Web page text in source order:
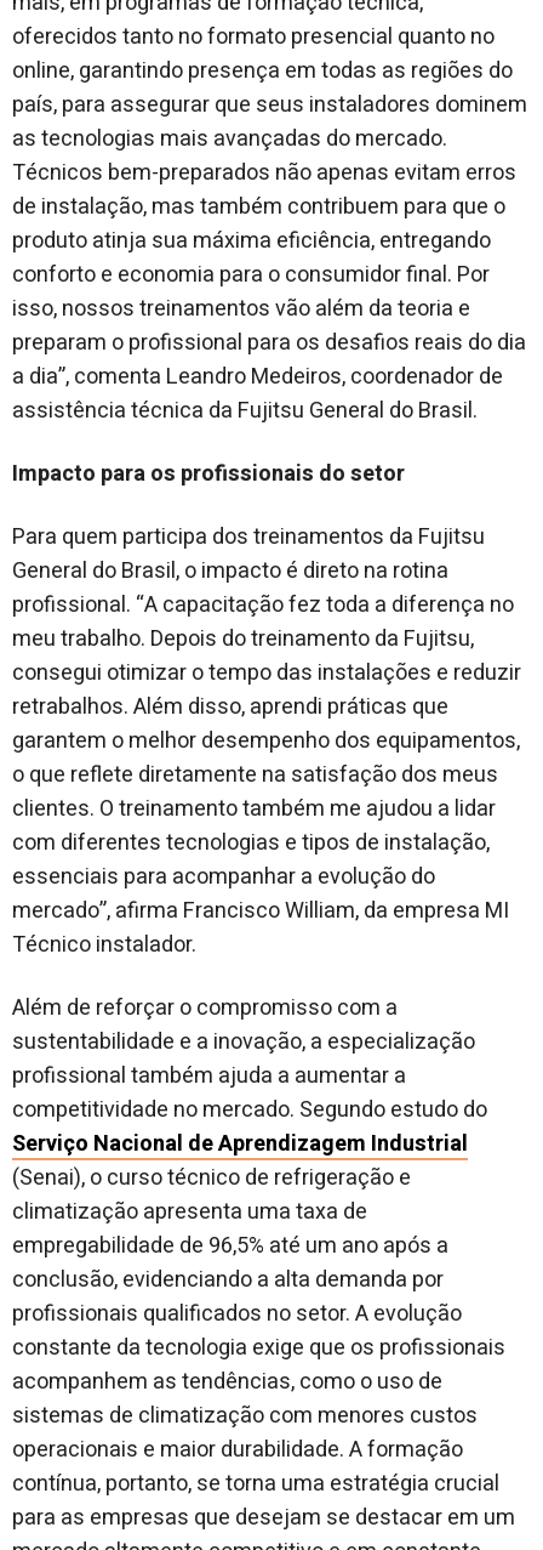
oferecidos tanto no formato presencial quanto no
online, garantindo presença em todas as regiões do
país, para assegurar que seus instaladores dominem
as tecnologias mais avançadas do mercado.
Técnicos bem-preparados não apenas evitam erros
de instalação, mas também contribuem para que o
produto atinja sua máxima eficiência, entregando
conforto e economia para o consumidor final. Por
isso, nossos treinamentos vão além da teoria e
preparam o profissional para os desafios reais do dia
a dia”, comenta Leandro Medeiros, coordenador de
assistência técnica da Fujitsu General do Brasil.
Impacto para os profissionais do setor
Para quem participa dos treinamentos da Fujitsu
General do Brasil, o impacto é direto na rotina
profissional. “A capacitação fez toda a diferença no
meu trabalho. Depois do treinamento da Fujitsu,
consegui otimizar o tempo das instalações e reduzir
retrabalhos. Além disso, aprendi práticas que
garantem o melhor desempenho dos equipamentos,
o que reflete diretamente na satisfação dos meus
clientes. O treinamento também me ajudou a lidar
com diferentes tecnologias e tipos de instalação,
essenciais para acompanhar a evolução do
mercado”, afirma Francisco William, da empresa MI
Técnico instalador.
Além de reforçar o compromisso com a
sustentabilidade e a inovação, a especialização
profissional também ajuda a aumentar a
competitividade no mercado. Segundo estudo do
Serviço Nacional de Aprendizagem Industrial
(Senai), o curso técnico de refrigeração e
climatização apresenta uma taxa de
empregabilidade de 96,5% até um ano após a
conclusão, evidenciando a alta demanda por
profissionais qualificados no setor. A evolução
constante da tecnologia exige que os profissionais
acompanhem as tendências, como o uso de
sistemas de climatização com menores custos
operacionais e maior durabilidade. A formação
contínua, portanto, se torna uma estratégia crucial
para as empresas que desejam se destacar em um